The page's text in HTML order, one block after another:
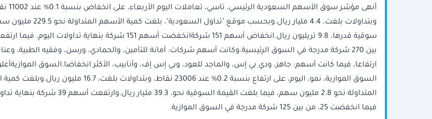
أنهى مؤشر سوق الأسهم
وبتداولات بلغت، 4.4 مليار ريال.وبحسب موقع "تداول
بين 270 شركة مدرجة في السوق الرئيسية.وكانت أسهم شركات: أمانة للتأمين، والحمادي، ورسن، وفقيه الطبية،
ارتفاعا، فيما كانت أسهم: جاهز، ودي بي إس، والماجد للعود، وبي إس إف، وأنابيب، الأكثر انخفاضا.السوق
السوق الموازية، نمو، اليوم، على ارتفاع بنسبة 0.2% عند 23006 نقاط، وبتداولات بلغت، 16.7
المتداولة نحو 2.8 مليون سهم، فيما بلغت القيمة السوقية نحو، 39.3 مليار
فيما انخفضت 25، من بين 125 شركة مدرجة في السوق الموازية.